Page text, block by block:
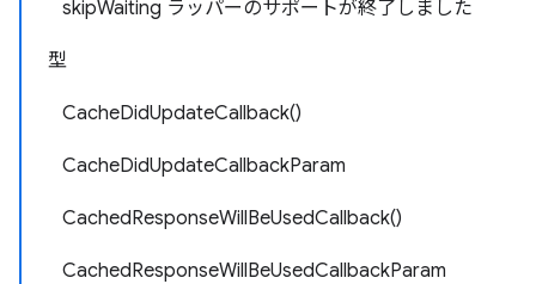
skipWaiting ラッパーのサポートが終了しました
型
CacheDidUpdateCallback()
CacheDidUpdateCallbackParam
CachedResponseWillBeUsedCallback()
CachedResponseWillBeUsedCallbackParam